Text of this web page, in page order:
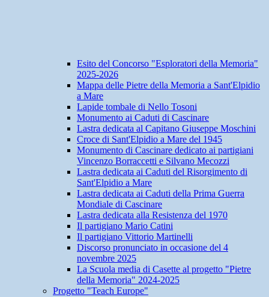
Esito del Concorso "Esploratori della Memoria"
2025-2026
Mappa delle Pietre della Memoria a Sant'Elpidio
a Mare
Lapide tombale di Nello Tosoni
Monumento ai Caduti di Cascinare
Lastra dedicata al Capitano Giuseppe Moschini
Croce di Sant'Elpidio a Mare del 1945
Monumento di Cascinare dedicato ai partigiani
Vincenzo Borraccetti e Silvano Mecozzi
Lastra dedicata ai Caduti del Risorgimento di
Sant'Elpidio a Mare
Lastra dedicata ai Caduti della Prima Guerra
Mondiale di Cascinare
Lastra dedicata alla Resistenza del 1970
Il partigiano Mario Catini
Il partigiano Vittorio Martinelli
Discorso pronunciato in occasione del 4
novembre 2025
La Scuola media di Casette al progetto "Pietre
della Memoria" 2024-2025
Progetto "Teach Europe"